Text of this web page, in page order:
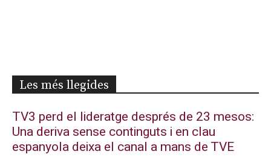
Les més llegides
TV3 perd el lideratge després de 23 mesos:
Una deriva sense continguts i en clau
espanyola deixa el canal a mans de TVE